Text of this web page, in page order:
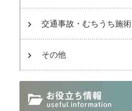
交通事故・むちうち施術
その他